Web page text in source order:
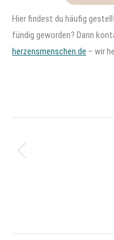
Hier findest du häufig
fündig geworden? Dann
herzensmenschen.de – wir
navigation